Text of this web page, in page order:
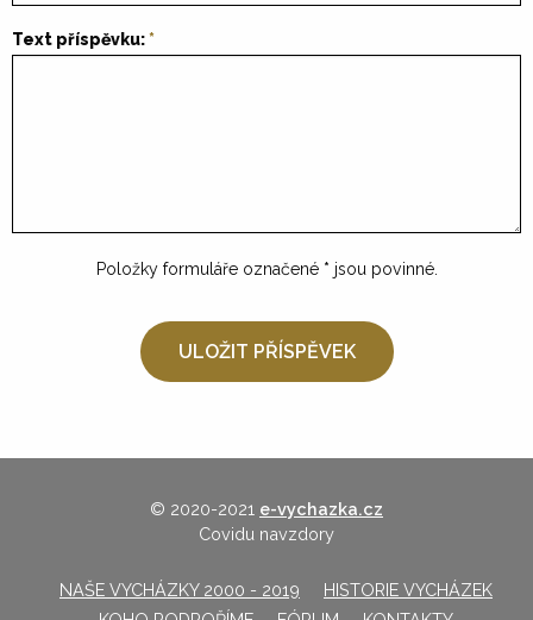
Text příspěvku:
Položky formuláře označené * jsou povinné.
© 2020-2021 e-vychazka.cz
Covidu navzdory
NAŠE VYCHÁZKY 2000 - 2019
HISTORIE VYCHÁZEK